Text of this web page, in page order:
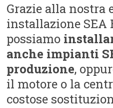
Grazie alla nostra
installazione SEA
possiamo
anche impianti
produzione,
il motore o la
costose